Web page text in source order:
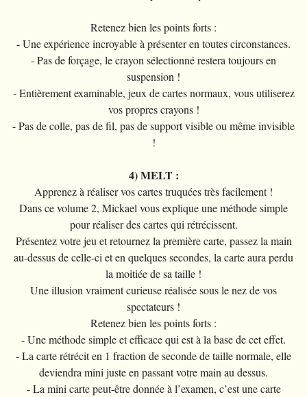
Retenez bien les points forts :
- Une expérience incroyable à présenter en toutes circonstances.
- Pas de forçage, le crayon sélectionné restera toujours en
suspension !
- Entièrement examinable, jeux de cartes normaux, vous utiliserez
vos propres crayons !
- Pas de colle, pas de fil, pas de support visible ou même invisible
!
4) MELT :
Apprenez à réaliser vos cartes truquées très facilement !
Dans ce volume 2, Mickael vous explique une méthode simple
pour réaliser des cartes qui rétrécissent.
Présentez votre jeu et retournez la première carte, passez la main
au-dessus de celle-ci et en quelques secondes, la carte aura perdu
la moitiée de sa taille !
Une illusion vraiment curieuse réalisée sous le nez de vos
spectateurs !
Retenez bien les points forts :
- Une méthode simple et efficace qui est à la base de cet effet.
- La carte rétrécit en 1 fraction de seconde de taille normale, elle
deviendra mini juste en passant votre main au dessus.
- La mini carte peut-être donnée à l’examen, c’est une carte